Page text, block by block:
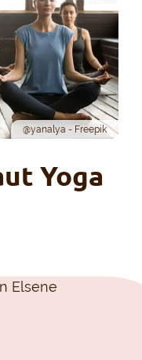
@yanalya - Freepik
Yoga
Elsene